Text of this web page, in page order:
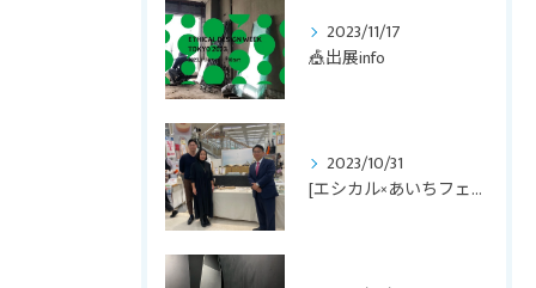
2023/11/17
🎪出展info
2023/10/31
[エシカル×あいちフェア4日間の出店ありがとうございました✨...